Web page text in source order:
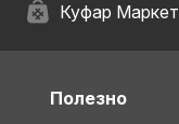
Куфар Маркет
Полезно